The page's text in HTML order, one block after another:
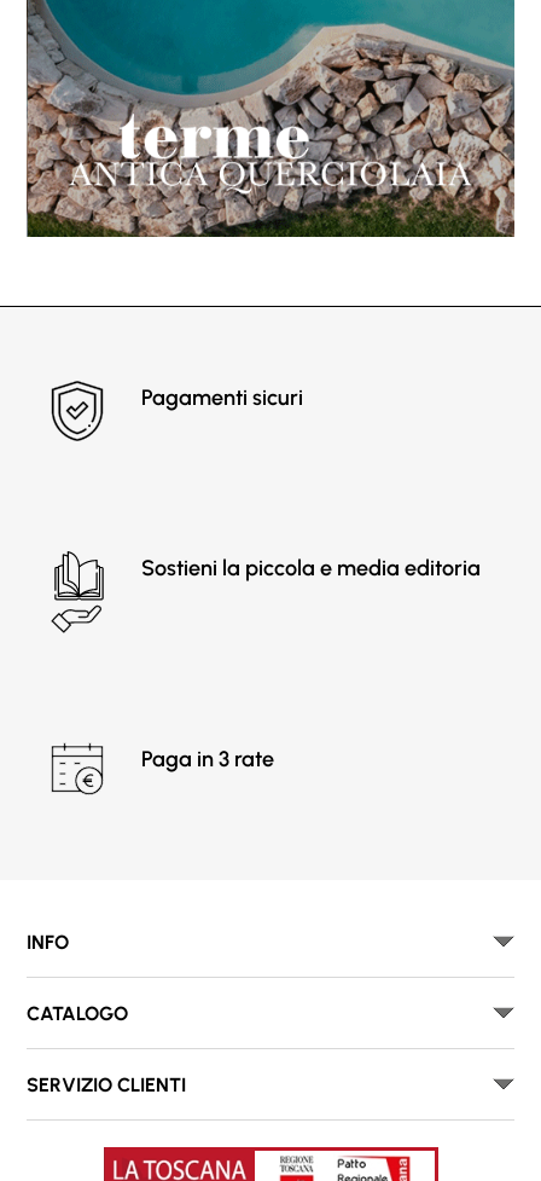
Pagamenti sicuri
Sostieni la piccola e media editoria
Paga in 3 rate
INFO
CATALOGO
SERVIZIO CLIENTI